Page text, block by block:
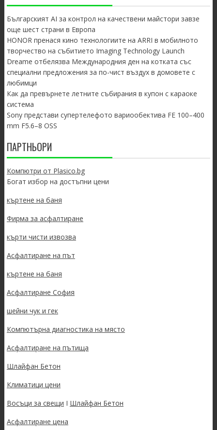
Българският AI за контрол на качествени майстори завзе
още шест страни в Европа
HONOR пренася кино технологиите на ARRI в мобилното
творчество на събитието Imaging Technology Launch
Dreame отбелязва Международния ден на котката със
специални предложения за по-чист въздух в домовете с
любимци
Как да превърнете летните събирания в купон с караоке
система
Sony представи супертелефото вариообектива FE 100–400
mm F5.6–8 OSS
ПАРТНЬОРИ
Компютри от Plasico.bg
Богат избор на достъпни цени
къртене на баня
Фирма за асфалтиране
кърти чисти извозва
Асфалтиране на път
къртене на баня
Асфалтиране София
шейни чук и гек
Компютърна диагностика на място
Асфалтиране на пътища
Шлайфан Бетон
Климатици цени
Восъци за свещи I Шлайфан Бетон
Асфалтиране цена